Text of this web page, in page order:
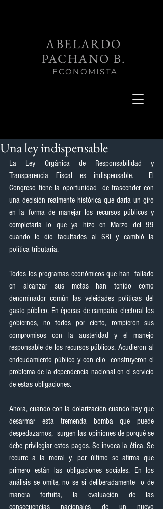
ABELARDO
PACHANO B.
ECONOMISTA
Una ley indispensable
La Ley Orgánica de Responsabilidad y
Transparencia Fiscal es indispensable.  El
Congreso tiene la oportunidad  de trascender con
una decisión realmente histórica que daría un giro
en la forma de manejar los recursos públicos y
completaría lo que ya hizo en Marzo del 99
cuando le dio facultades al SRI y cambió la
política tributaria.
Todos los programas económicos que han  fallado
en alcanzar sus metas han tenido como
denominador común las veleidades políticas del
gasto público. En épocas de campaña electoral los
gobiernos, no todos por cierto, rompieron sus
compromisos con la austeridad y el manejo
responsable de los recursos públicos. Acudieron al
endeudamiento público y con ello  construyeron el
problema de la dependencia nacional en el servicio
de estas obligaciones.
Ahora, cuando con la dolarización cuando hay que
desarmar esta tremenda bomba que puede
despedazarnos,  surgen las opiniones de porqué se
debe privilegiar estos pagos. Se invoca la ética. Se
recurre a la moral y, por último se afirma que
primero están las obligaciones sociales. En los
análisis se omite, no se si deliberadamente  o de
manera fortuita, la evaluación de las
consecuencias nacionales de un nuevo